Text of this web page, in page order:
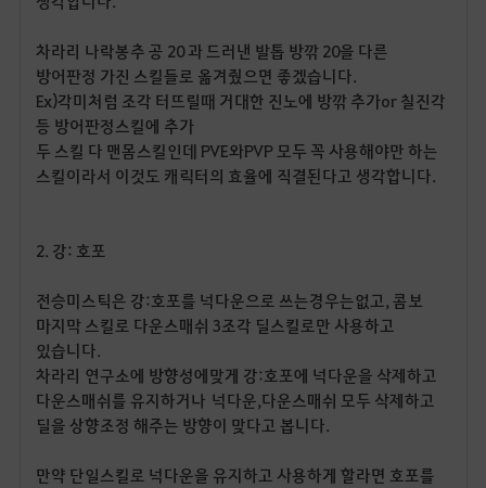
차라리 나락봉추 공 20과 드러낸 발톱 방깎 20을 다른
방어판정 가진 스킬들로 옮겨줬으면 좋겠습니다.
Ex)각미처럼 조각 터뜨릴때 거대한 진노에 방깎 추가or 칠진각
등 방어판정스킬에 추가
두 스킬 다 맨몸스킬인데 PVE와PVP모두 꼭 사용해야만 하는
스킬이라서 이것도 캐릭터의 효율에 직결된다고 생각합니다.
2. 강: 호포
전승미스틱은 강:호포를 넉다운으로 쓰는경우는없고, 콤보
마지막 스킬로 다운스매쉬 3조각 딜스킬로만 사용하고
있습니다.
차라리 연구소에 방향성에맞게 강:호포에 넉다운을 삭제하고
다운스매쉬를 유지하거나 넉다운,다운스매쉬 모두 삭제하고
딜을 상향조정 해주는 방향이 맞다고 봅니다.
만약 단일스킬로 넉다운을 유지하고 사용하게 할라면 호포를